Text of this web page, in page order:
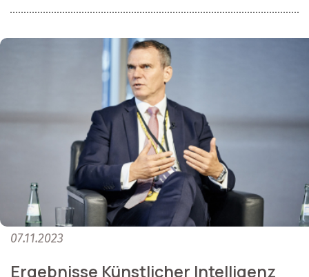
07.11.2023
Ergebnisse Künstlicher Intelligenz